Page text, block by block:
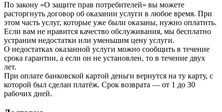
По закону «О защите прав потребителей» вы можете
расторгнуть договор об оказании услуги в любое время. При
этом часть услуг, которые уже были оказаны, нужно оплатить.
Если вам не нравится качество обслуживания, мы бесплатно
устраним недостатки или уменьшим цену услуги.
О недостатках оказанной услуги можно сообщить в течение
срока гарантии, а если он не установлен, то в течение двух
лет.
При оплате банковской картой деньги вернутся на ту карту, с
которой был сделан платёж. Срок возврата — от 1 до 30
рабочих дней.